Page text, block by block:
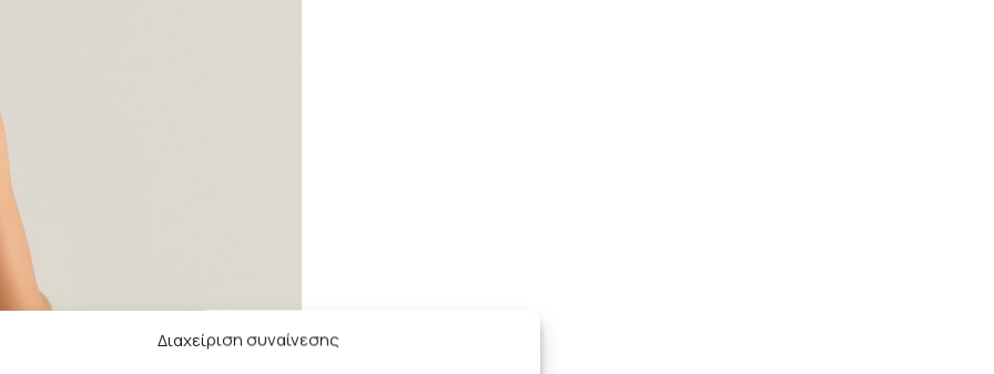
Διαχείριση συναίνεσης